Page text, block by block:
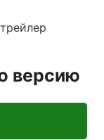
версию